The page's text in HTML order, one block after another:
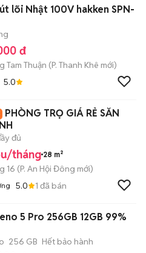
lõi Nhật 100V hakken SPN-
đ
Tam Thuận (P. Thanh Khê mới)
5.0
PHÒNG TRỌ GIÁ RẺ SẴN
đủ
tháng 28 m²
16 (P. An Hội Đông mới)
5.0 1 đã bán
5 Pro 256GB 12GB 99%
256 GB Hết bảo hành